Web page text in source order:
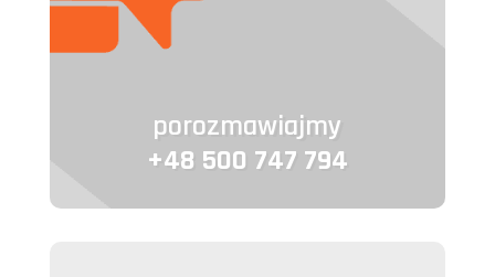
porozmawiajmy
+48 500 747 794